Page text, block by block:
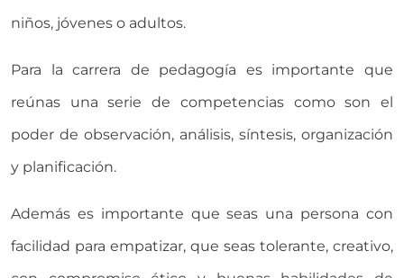
niños, jóvenes o adultos.
Para la carrera de pedagogía es importante que
reúnas una serie de competencias como son el
poder de observación, análisis, síntesis, organización
y planificación.
Además es importante que seas una persona con
facilidad para empatizar, que seas tolerante, creativo,